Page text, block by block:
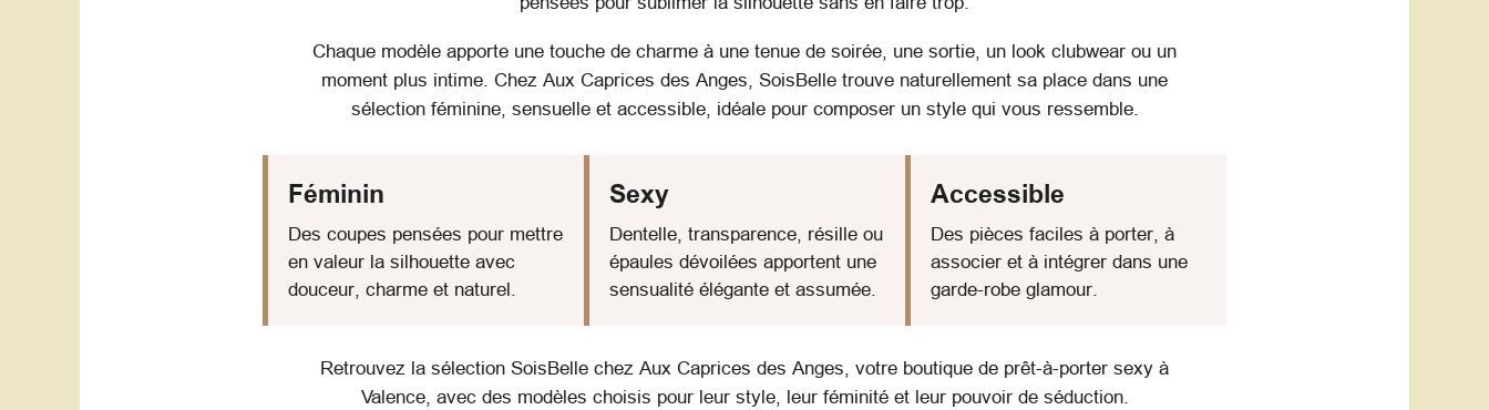
Chaque modèle apporte une touche de charme à une tenue de soirée, une sortie, un look clubwear ou un
moment plus intime. Chez Aux Caprices des Anges, SoisBelle trouve naturellement sa place dans une
sélection féminine, sensuelle et accessible, idéale pour composer un style qui vous ressemble.
Féminin
Des coupes pensées pour mettre
en valeur la silhouette avec
douceur, charme et naturel.
Sexy
Dentelle, transparence, résille ou
épaules dévoilées apportent une
sensualité élégante et assumée.
Accessible
Des pièces faciles à porter, à
associer et à intégrer dans une
garde-robe glamour.
Retrouvez la sélection SoisBelle chez Aux Caprices des Anges, votre boutique de prêt-à-porter sexy à
Valence, avec des modèles choisis pour leur style, leur féminité et leur pouvoir de séduction.